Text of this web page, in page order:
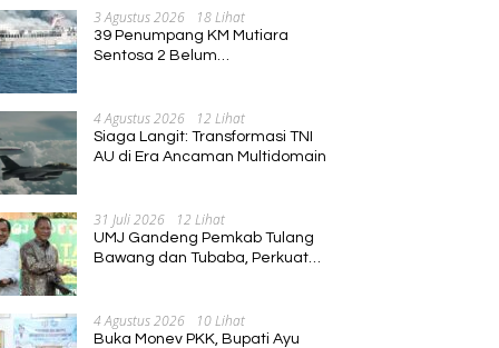
3 Agustus 2026 18 Lihat
39 Penumpang KM Mutiara
Sentosa 2 Belum
4 Agustus 2026 12 Lihat
Siaga Langit: Transformasi TNI
AU di Era Ancaman Multidomain
31 Juli 2026 12 Lihat
UMJ Gandeng Pemkab Tulang
Bawang dan Tubaba, Perkuat
4 Agustus 2026 10 Lihat
Buka Monev PKK, Bupati Ayu